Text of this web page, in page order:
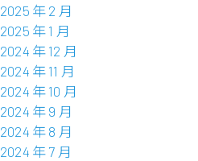
2025 年 2 月
2025 年 1 月
2024 年 12 月
2024 年 11 月
2024 年 10 月
2024 年 9 月
2024 年 8 月
2024 年 7 月